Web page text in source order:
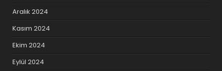
Aralık 2024
Kasım 2024
Ekim 2024
Eylül 2024